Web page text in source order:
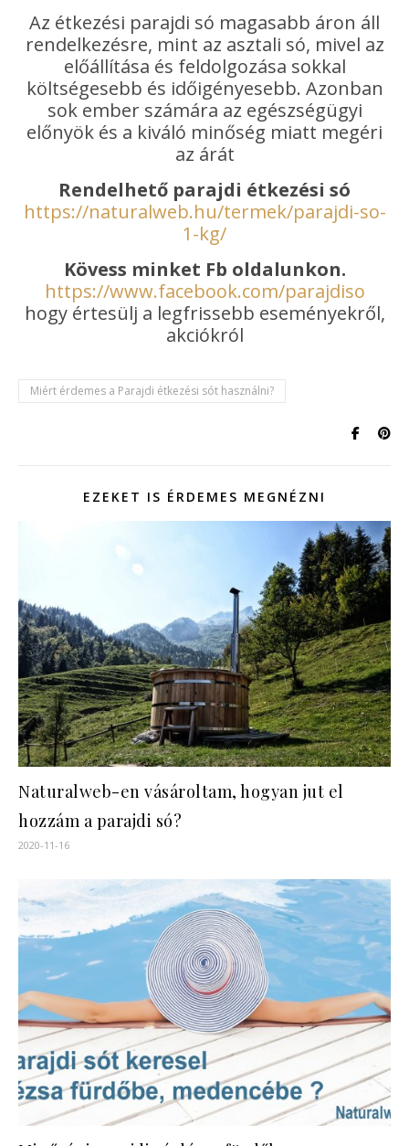
Az étkezési parajdi só magasabb áron áll
rendelkezésre, mint az asztali só, mivel az
előállítása és feldolgozása sokkal
költségesebb és időigényesebb. Azonban
sok ember számára az egészségügyi
előnyök és a kiváló minőség miatt megéri
az árát
Rendelhető parajdi étkezési só
https://naturalweb.hu/termek/parajdi-so-
1-kg/
Kövess minket Fb oldalunkon.
https://www.facebook.com/parajdiso
hogy értesülj a legfrissebb eseményekről,
akciókról
Miért érdemes a Parajdi étkezési sót használni?
EZEKET IS ÉRDEMES MEGNÉZNI
Naturalweb-en vásároltam, hogyan jut el
hozzám a parajdi só?
2020-11-16